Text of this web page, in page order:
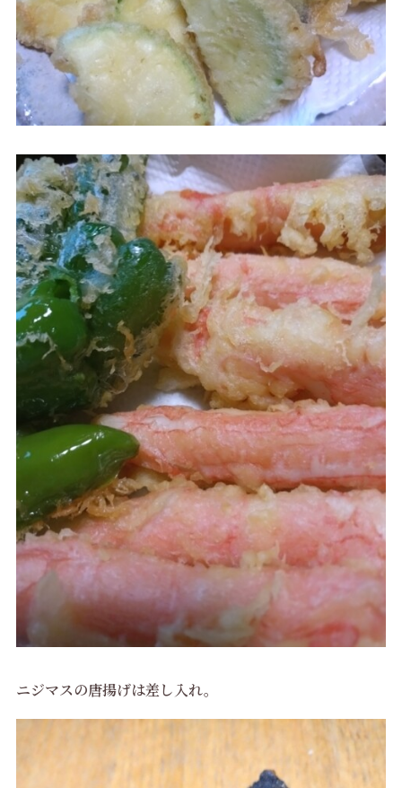
ニジマスの唐揚げは差し入れ。